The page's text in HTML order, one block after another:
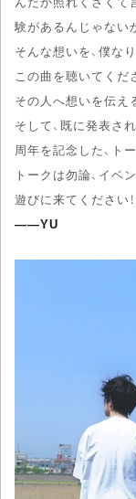
験があるんじゃない
そんな想いを、僕な
この曲を聴いてくだ
その人へ想いを伝え
そして、既に発表さ
周年を記念した、ト
トークは勿論、イベ
遊びに来てください！
――YU